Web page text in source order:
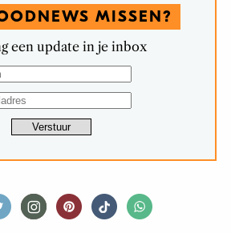
MISSEN?
een update in je inbox